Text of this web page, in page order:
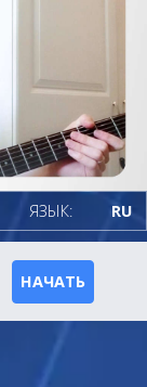
ЯЗЫК: RU
НАЧАТЬ